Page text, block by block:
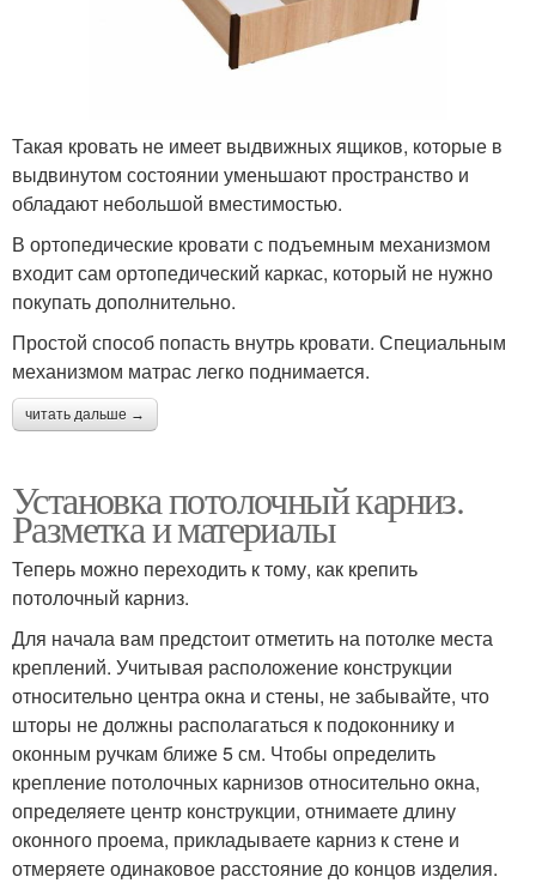
Такая кровать не имеет выдвижных ящиков, которые в
выдвинутом состоянии уменьшают пространство и
обладают небольшой вместимостью.
В ортопедические кровати с подъемным механизмом
входит сам ортопедический каркас, который не нужно
покупать дополнительно.
Простой способ попасть внутрь кровати. Специальным
механизмом матрас легко поднимается.
читать дальше →
Установка потолочный карниз.
Разметка и материалы
Теперь можно переходить к тому, как крепить
потолочный карниз.
Для начала вам предстоит отметить на потолке места
креплений. Учитывая расположение конструкции
относительно центра окна и стены, не забывайте, что
шторы не должны располагаться к подоконнику и
оконным ручкам ближе 5 см. Чтобы определить
крепление потолочных карнизов относительно окна,
определяете центр конструкции, отнимаете длину
оконного проема, прикладываете карниз к стене и
отмеряете одинаковое расстояние до концов изделия.